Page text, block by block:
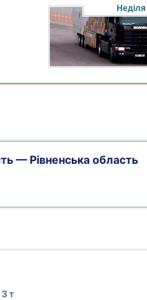
Неділя
— Рівненська область
3 т